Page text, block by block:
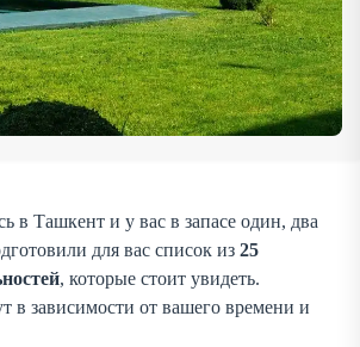
в Ташкент и у вас в запасе один, два
для вас список из 25
, которые стоит увидеть.
в зависимости от вашего времени и